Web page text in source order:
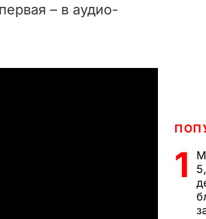
– в аудио-
1